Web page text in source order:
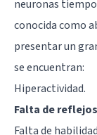
neuronas
conocida como
presentar un
se encuentran:
Hiperactividad.
Falta de reflejos
Falta de